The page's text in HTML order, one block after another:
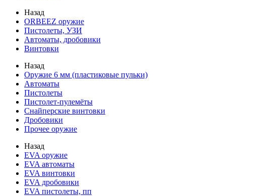
Назад
ORBEEZ оружие
Пистолеты, УЗИ
Автоматы, дробовики
Винтовки
Назад
Оружие 6 мм (пластиковые пульки)
Автоматы
Пистолеты
Пистолет-пулемёты
Снайперские винтовки
Дробовики
Прочее оружие
Назад
EVA оружие
EVA автоматы
EVA винтовки
EVA дробовики
EVA пистолеты, пп